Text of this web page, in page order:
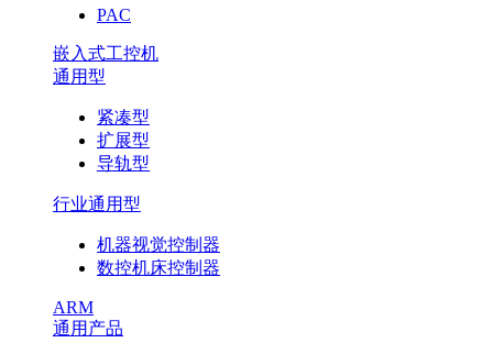
PAC
嵌入式工控机
通用型
紧凑型
扩展型
导轨型
行业通用型
机器视觉控制器
数控机床控制器
ARM
通用产品